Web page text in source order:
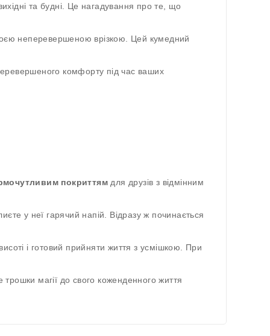
та будні. Це нагадування про те, що
неперевершеною врізкою. Цей кумедний
комфорту під час ваших
покриттям для друзів з відмінним
у неї гарячий напій. Відразу ж починається
і готовий прийняти життя з усмішкою. При
магії до свого коженденного життя